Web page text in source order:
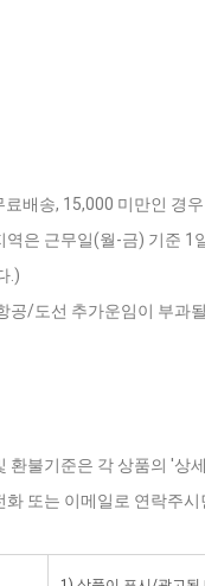
료배송, 15,000 미만인 경
은 근무일(월-금) 기준
.)
공/도선 추가운임이 부과
환불기준은 각 상품의 '상
또는 이메일로 연락주